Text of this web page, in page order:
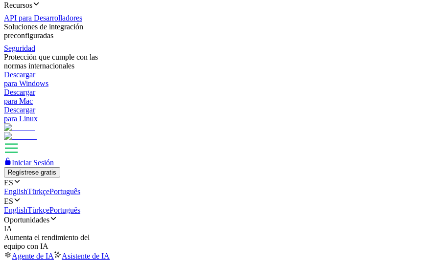
Recursos
API para Desarrolladores
Soluciones de integración
preconfiguradas
Seguridad
Protección que cumple con las
normas internacionales
Descargar
para Windows
Descargar
para Mac
Descargar
para Linux
Iniciar Sesión
Regístrese gratis
ES
EnglishTürkçePortuguês
ES
EnglishTürkçePortuguês
Oportunidades
IA
Aumenta el rendimiento del
equipo con IA
Agente de IA
Asistente de IA